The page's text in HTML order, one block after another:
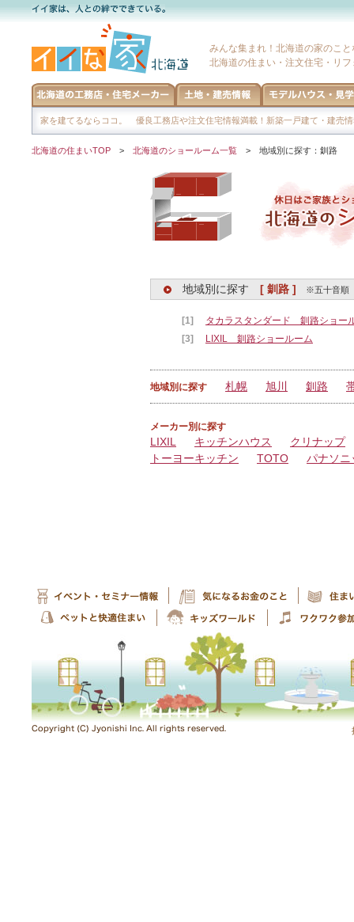
みんな集まれ！北海道の家のこ
北海道の住まい・注文住宅・リ
家を建てるならココ。 優良工務店や注文住宅情報満載！新築一戸建て・建売
北海道の住まいTOP > 北海道のショールーム一覧 > 地域別に探す：釧路
地域別に探す [ 釧路 ] ※五十音順
[1]
タカラスタンダード 釧路ショー
[3]
LIXIL 釧路ショールーム
地域別に探す 札幌 旭川 釧路
メーカー別に探す
LIXIL キッチンハウス
クリナップ
トーヨーキッチン
TOTO パナソニ